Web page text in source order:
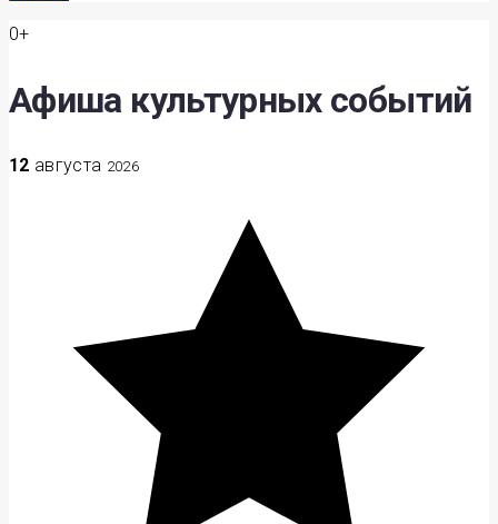
0+
Афиша культурных событий
12 августа 2026